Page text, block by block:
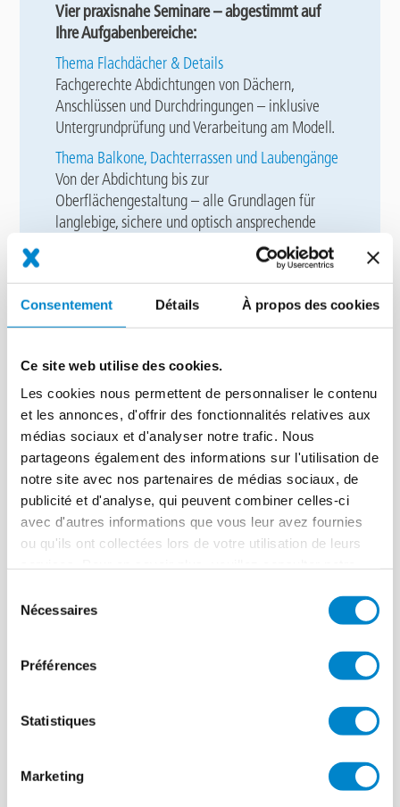
Consentement Détails À propos des cookies
Ce site web utilise des cookies.
Les cookies nous permettent de personnaliser le contenu
et les annonces, d'offrir des fonctionnalités relatives aux
médias sociaux et d'analyser notre trafic. Nous
partageons également des informations sur l'utilisation de
notre site avec nos partenaires de médias sociaux, de
publicité et d'analyse, qui peuvent combiner celles-ci
avec d'autres informations que vous leur avez fournies
ou qu'ils ont collectées lors de votre utilisation de leurs
Nécessaires
Préférences
Statistiques
Marketing
Vier praxisnahe Seminare – abgestimmt auf
Ihre Aufgabenbereiche:
Thema Flachdächer & Details
Fachgerechte Abdichtungen von Dächern,
Anschlüssen und Durchdringungen – inklusive
Untergrundprüfung und Verarbeitung am Modell.
Thema Balkone, Dachterrassen und Laubengänge
Von der Abdichtung bis zur
Oberflächengestaltung – alle Grundlagen für
langlebige, sichere und optisch ansprechende
Thema Parkhäuser, Tiefgaragen und Rampen
Beschichtungssysteme für Parkdecks, Rampen und
Tiefgaragen – widerstandsfähig, wirtschaftlich
Thema Bauwerksabdichtungen
Zuverlässige Abdichtungen im erdberührten
Bereich – mit der Triflex SmartTec-Produktfamilie,
die selbst auf feuchten Untergründen überzeugt.
In unseren eintägigen Schulungen kombinieren
wirTheorie und Praxis, vermitteln bewährte
Techniken und geben Ihnen hilfreiche Tipps für
den Baustellenalltag. Dabei spielt auch
Nachhaltigkeitweiterhin eine zentrale Rolle –
denn langlebige Systeme sind die Grundlage für
– und gestalten Sie gemeinsam mit uns starke
Bitte haben Sie Verständnis, dass eine
kostenfreie
Stornierung oder Nichtteilnahme behalten wir